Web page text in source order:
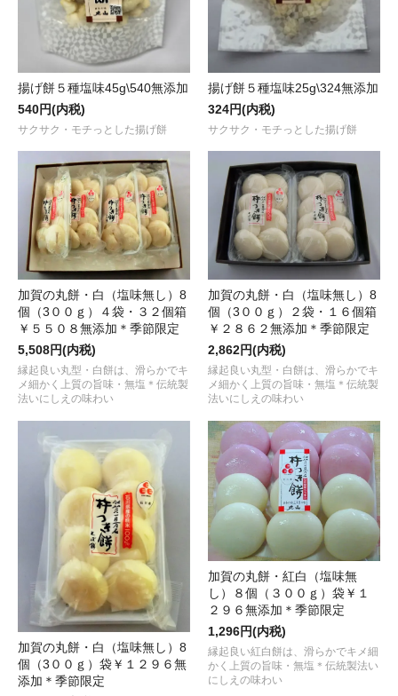
揚げ餅５種塩味45g\540無添加
540円(内税)
サクサク・モチっとした揚げ餅
揚げ餅５種塩味25g\324無添加
324円(内税)
サクサク・モチっとした揚げ餅
加賀の丸餅・白（塩味無し）8
個（3００ｇ）４袋・３２個箱
￥５５０８無添加＊季節限定
5,508円(内税)
縁起良い丸型・白餅は、滑らかでキ
メ細かく上質の旨味・無塩＊伝統製
法いにしえの味わい
加賀の丸餅・白（塩味無し）8
個（3００ｇ）２袋・１６個箱
￥２８６２無添加＊季節限定
2,862円(内税)
縁起良い丸型・白餅は、滑らかでキ
メ細かく上質の旨味・無塩＊伝統製
法いにしえの味わい
加賀の丸餅・白（塩味無し）8
個（3００ｇ）袋￥１２９６無
添加＊季節限定
加賀の丸餅・紅白（塩味無
し）８個（３００ｇ）袋￥１
２９６無添加＊季節限定
1,296円(内税)
縁起良い紅白餅は、滑らかでキメ細
かく上質の旨味・無塩＊伝統製法い
にしえの味わい